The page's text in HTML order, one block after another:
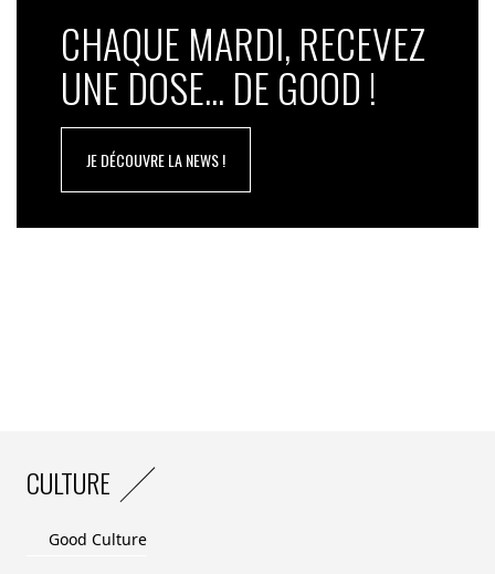
CHAQUE MARDI, RECEVEZ
UNE DOSE... DE GOOD !
JE DÉCOUVRE LA NEWS !
CULTURE
Good Culture